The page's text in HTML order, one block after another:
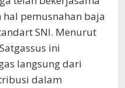
pemusnahan baja
SNI. Menurut
ini
langsung dari
dalam